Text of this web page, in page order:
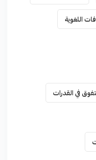
اللغوية
في القدرات